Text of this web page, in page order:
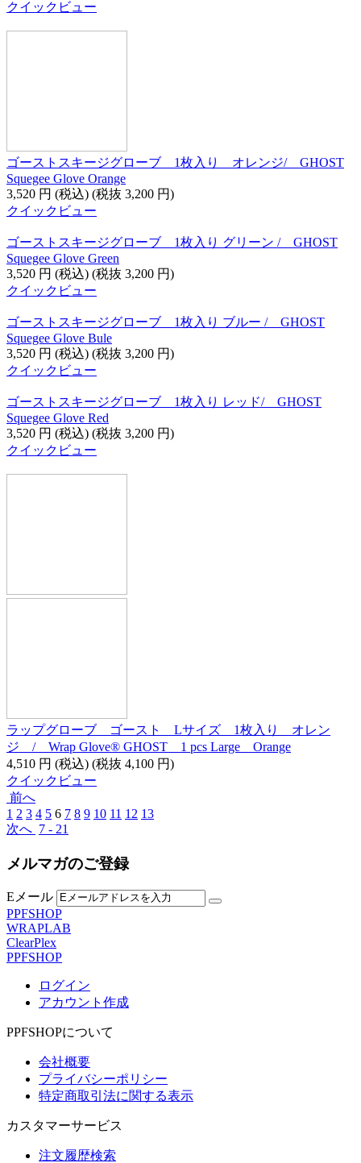
クイックビュー
ゴーストスキージグローブ 1枚入り オレンジ/ GHOST
Squegee Glove Orange
3,520 円 (税込) (税抜 3,200 円)
クイックビュー
ゴーストスキージグローブ 1枚入り グリーン / GHOST
Squegee Glove Green
3,520 円 (税込) (税抜 3,200 円)
クイックビュー
ゴーストスキージグローブ 1枚入り ブルー / GHOST
Squegee Glove Bule
3,520 円 (税込) (税抜 3,200 円)
クイックビュー
ゴーストスキージグローブ 1枚入り レッド/ GHOST
Squegee Glove Red
3,520 円 (税込) (税抜 3,200 円)
クイックビュー
ラップグローブ ゴースト Lサイズ 1枚入り オレン
ジ / Wrap Glove® GHOST 1 pcs Large Orange
4,510 円 (税込) (税抜 4,100 円)
クイックビュー
前へ
1 2 3 4 5 6 7 8 9 10 11 12 13
次へ 7 - 21
メルマガのご登録
Eメール
PPFSHOP
WRAPLAB
ClearPlex
PPFSHOP
ログイン
アカウント作成
PPFSHOPについて
会社概要
プライバシーポリシー
特定商取引法に関する表示
カスタマーサービス
注文履歴検索